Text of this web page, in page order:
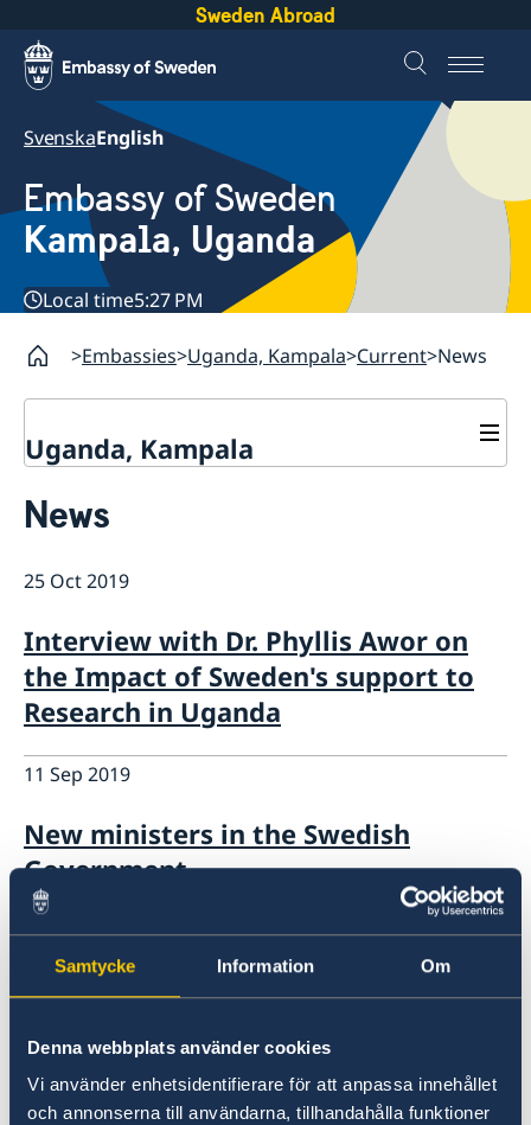
Samtycke Information Om
Denna webbplats använder cookies
Vi använder enhetsidentifierare för att anpassa innehållet
och annonserna till användarna, tillhandahålla funktioner
Sweden Abroad
SvenskaEnglish
Embassy of Sweden
Kampala, Uganda
Local time5:27 PM
Embassies Uganda, Kampala Current News
Uganda, Kampala
About us
Procurement
Internship
Embassy staff
Quiz Makerere
Calendar
News
25 Oct 2019
Interview with Dr. Phyllis Awor on
the Impact of Sweden's support to
Research in Uganda
11 Sep 2019
New ministers in the Swedish
Government
27 Aug 2019
Interview with Professor John
Sweden's support to Makerere
University